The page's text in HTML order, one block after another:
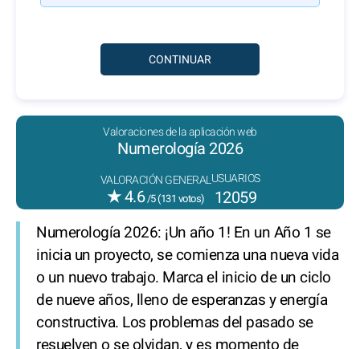
Valoraciones de la aplicación web
Numerología 2026
VALORACIÓN GENERAL
★4.6/5 (131 votos)
USUARIOS
12059
Numerología 2026: ¡Un año 1! En un Año 1 se
inicia un proyecto, se comienza una nueva vida
o un nuevo trabajo. Marca el inicio de un ciclo
de nueve años, lleno de esperanzas y energía
constructiva. Los problemas del pasado se